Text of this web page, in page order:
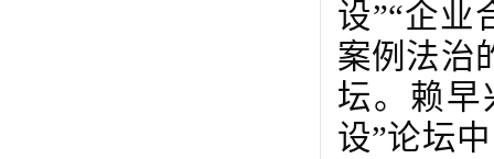
设”“企业
案例法治
坛。赖早
设”论坛